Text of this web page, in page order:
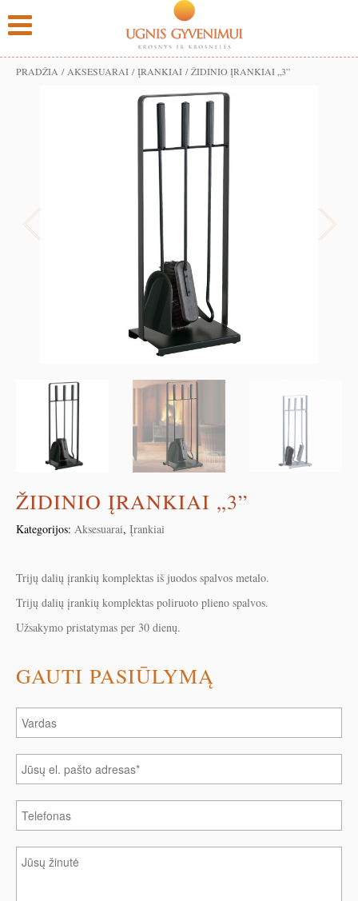
PRADŽIA / AKSESUARAI /ĮRANKIAI / ŽIDINIO ĮRANKIAI „3”
ŽIDINIO ĮRANKIAI „3”
Kategorijos: Aksesuarai, Įrankiai
Trijų dalių įrankių komplektas iš juodos spalvos metalo.
Trijų dalių įrankių komplektas poliruoto plieno spalvos.
Užsakymo pristatymas per 30 dienų.
GAUTI PASIŪLYMĄ